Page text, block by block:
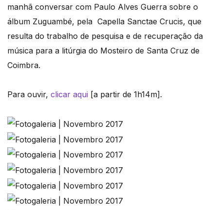
manhã conversar com Paulo Alves Guerra sobre o
álbum Zuguambé, pela Capella Sanctae Crucis, que
resulta do trabalho de pesquisa e de recuperação da
música para a litúrgia do Mosteiro de Santa Cruz de
Coimbra.
Para ouvir, clicar aqui [a partir de 1h14m].